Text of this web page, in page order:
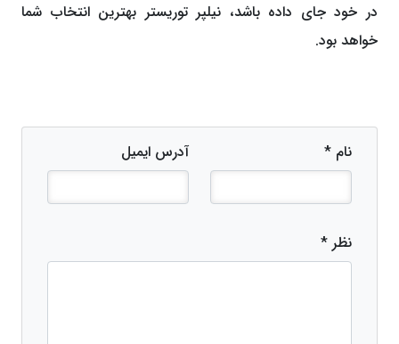
در خود جای داده باشد، نیلپر توریستر بهترین انتخاب شما
خواهد بود.
نام * آدرس ایمیل
نظر *